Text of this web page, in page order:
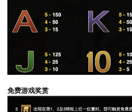
免费游戏奖赏